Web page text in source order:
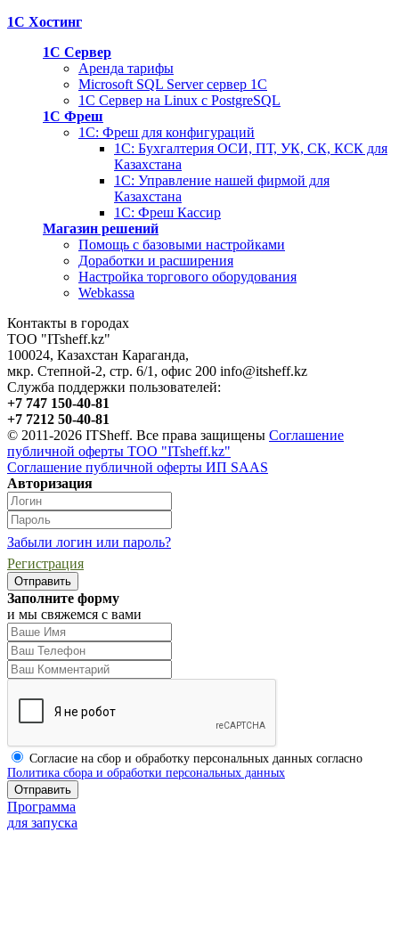
1С Хостинг
1С Сервер
Аренда тарифы
Microsoft SQL Server сервер 1С
1С Сервер на Linux c PostgreSQL
1С Фреш
1С: Фреш для конфигураций
1С: Бухгалтерия ОСИ, ПТ, УК, СК, КСК для
Казахстана
1С: Управление нашей фирмой для
Казахстана
1С: Фреш Кассир
Магазин решений
Помощь с базовыми настройками
Доработки и расширения
Настройка торгового оборудования
Webkassa
Контакты в городах
ТОО "ITsheff.kz"
100024, Казахстан Караганда,
мкр. Степной-2, стр. 6/1, офис 200 info@itsheff.kz
Служба поддержки пользователей:
+7 747 150-40-81
+7 7212 50-40-81
© 2011-2026 ITSheff. Все права защищены Соглашение
публичной оферты ТОО "ITsheff.kz"
Соглашение публичной оферты ИП SAAS
Авторизация
Забыли логин или пароль?
Регистрация
Заполните форму
и мы свяжемся с вами
Согласие на сбор и обработку персональных данных согласно
Политика сбора и обработки персональных данных
Программа
для запуска